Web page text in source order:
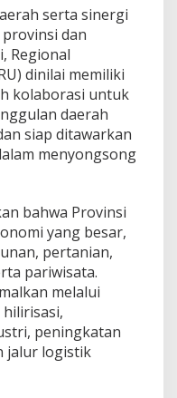
serta sinergi
dan
Regional
dinilai memiliki
kolaborasi untuk
daerah
siap ditawarkan
menyongsong
bahwa Provinsi
yang besar,
pertanian,
pariwisata.
melalui
peningkatan
jalur logistik